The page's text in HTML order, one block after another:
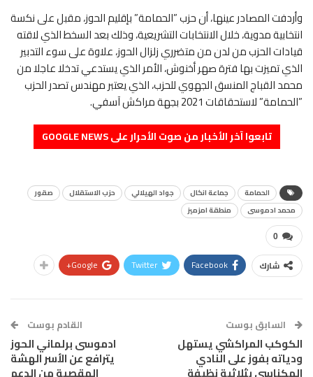
وأردفت المصادر عينها، أن حزب ”الحمامة” بإقليم الحوز، مقبل على نكسة
انتخابية مدوية، خلال الانتخابات التشريعية، وذلك بعد السخط الذي لاقته
قيادات الحزب من لدن من متضرري زلزال الحوز، علاوة على سوء التدبير
الذي تميزت بها فترة صهر أخنوش، الأمر الذي يستدعي تدخلا عاجلا من
محمد القباج المنسق الجهوي للحزب، الذي يعتبر مهندس تصدر الحزب
”الحمامة” لاستحقاقات 2021 بجهة مراكش آسفي.
تابعوا آخر الأخبار من صوت الأحرار على GOOGLE NEWS
الحمامة جماعة انكال جواد الهيلالي حزب الاستقلال
صقور
محمد ادموسى
منطقة امزميز
0
شارك Facebook
Twitter
Google+
السابق بوست
الكوكب المراكشي يستهل
ودياته بفوز على النادي
القادم بوست
ادموسى برلماني الحوز
يترافع عن الأسر الهشة